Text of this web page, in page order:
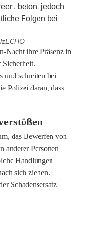
Nacht ihre Präsenz in
Sicherheit.
und schreiten bei
Polizei daran, dass
das Bewerfen von
anderer Personen
Handlungen
sich ziehen.
Schadensersatz